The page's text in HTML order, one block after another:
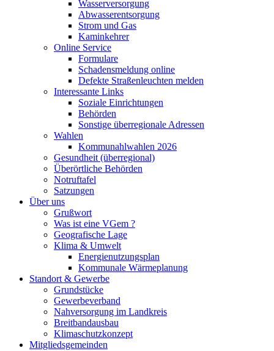
Wasserversorgung
Abwasserentsorgung
Strom und Gas
Kaminkehrer
Online Service
Formulare
Schadensmeldung online
Defekte Straßenleuchten melden
Interessante Links
Soziale Einrichtungen
Behörden
Sonstige überregionale Adressen
Wahlen
Kommunahlwahlen 2026
Gesundheit (überregional)
Überörtliche Behörden
Notruftafel
Satzungen
Über uns
Grußwort
Was ist eine VGem ?
Geografische Lage
Klima & Umwelt
Energienutzungsplan
Kommunale Wärmeplanung
Standort & Gewerbe
Grundstücke
Gewerbeverband
Nahversorgung im Landkreis
Breitbandausbau
Klimaschutzkonzept
Mitgliedsgemeinden